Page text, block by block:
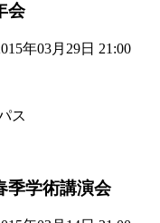
会
年03月29日 21:00
ス
季学術講演会